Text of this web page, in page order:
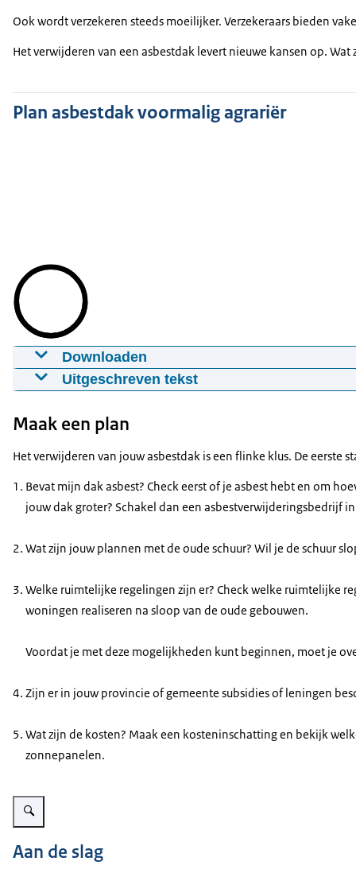
Ook wordt verzekeren steeds moeilijker. Verzekeraars bieden
Het verwijderen van een asbestdak levert nieuwe kansen op.
Plan asbestdak voormalig agrariër
Downloaden
Plan asbestdak voormalig agrariër
Download
srt
mp3
Download
Uitgeschreven tekst
Plan asbestdak voormalig agrariër
BEELD
Animatie van een man die voor een schuur staat met
Heb jij nog een asbestdak op je erf? Ga dan zo snel
BEELD
Er verschijnt een vergrootglas over het dak. Door het
BEELD
De man staat voor de schuur en praat met een adviseur
VOICE-OVER
De tekst “Bevat mijn dakbedekking asbest?” komt in
Maak een plan
Het verwijderen van jouw asbestdak is een flinke klus. De
Bevat mijn dak asbest? Check eerst of je asbest hebt en om
jouw dak groter? Schakel dan een asbestverwijderingsbedrijf
Wat zijn jouw plannen met de oude schuur? Wil je de schuur
Welke ruimtelijke regelingen zijn er? Check welke ruimtelijke
woningen realiseren na sloop van de oude gebouwen.
Voordat je met deze mogelijkheden kunt beginnen, moet je
Zijn er in jouw provincie of gemeente subsidies of leningen
Wat zijn de kosten? Maak een kosteninschatting en bekijk
zonnepanelen.
Vergroot afbeelding Asbestdak van golfplaten met mos
Aan de slag